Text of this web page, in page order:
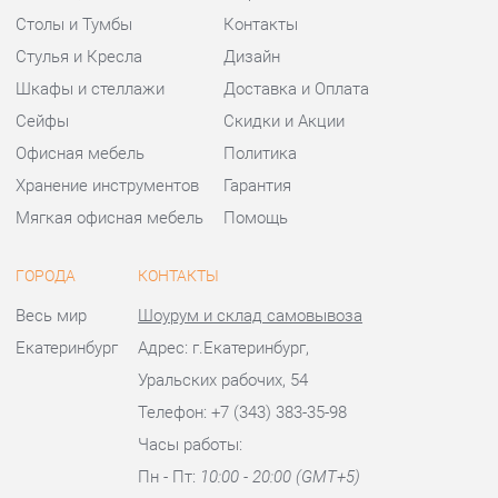
ГОРОДА
Весь мир
Екатеринбург
КОНТАКТЫ
Шоурум и склад самовывоза
Адрес: г.Екатеринбург,
Уральских рабочих, 54
Телефон: +7 (343) 383-35-98
Часы работы:
© 2009-2026 Офисная мебель Екатеринбург